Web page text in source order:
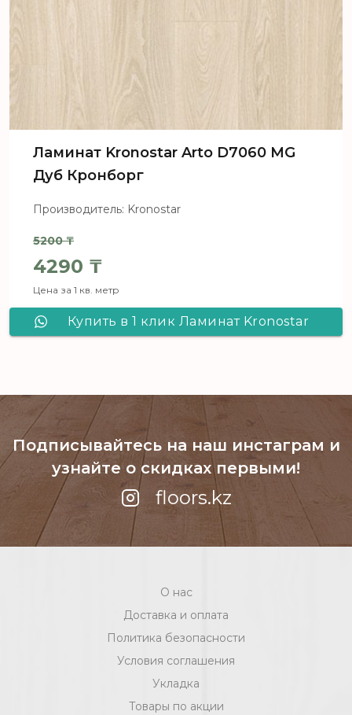
Ламинат Kronostar Arto D7060 MG
Дуб Кронборг
Производитель: Kronostar
5200₸
Первоначальная цена
4290 ₸
Текущая цена: 4290 ₸.
Цена за 1 кв. метр
Купить в 1 клик Ламинат Kronostar
Подписывайтесь на наш инстаграм и
узнайте о скидках первыми!
floors.kz
О нас
Доставка и оплата
Политика безопасности
Условия соглашения
Укладка
Товары по акции